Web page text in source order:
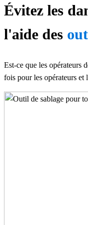
Évitez les
l'aide des
Est-ce que les opérateurs
fois pour les opérateurs